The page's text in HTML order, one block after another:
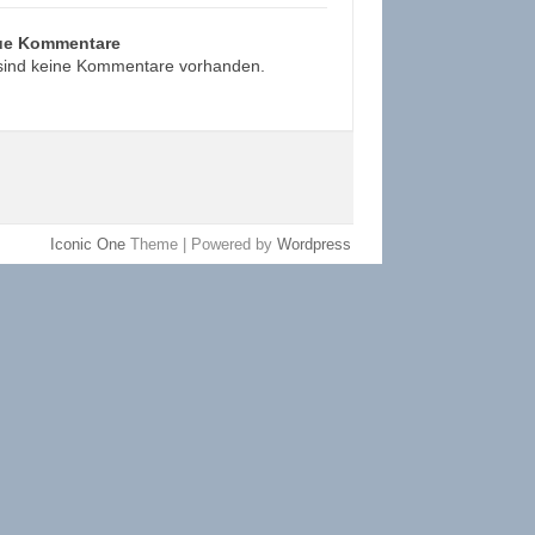
Kommentare
keine Kommentare vorhanden.
Iconic One Theme | Powered by Wordpress